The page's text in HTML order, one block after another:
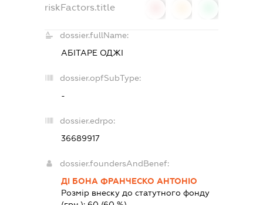
riskFactors.title
dossier.fullName:
АБІТАРЕ ОДЖІ
dossier.opfSubType:
-
dossier.edrpo:
36689917
dossier.foundersAndBenef:
ДІ БОНА ФРАНЧЕСКО АНТОНІО
Розмір внеску до статутного фонду